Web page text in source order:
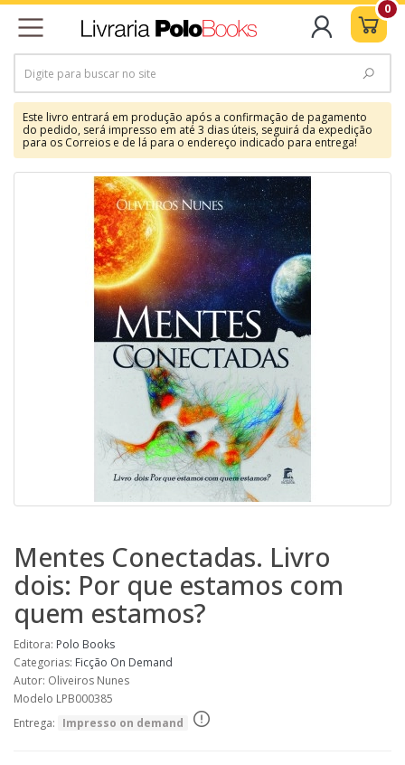
0
Este livro entrará em produção após a confirmação de pagamento
do pedido, será impresso em até 3 dias úteis, seguirá da expedição
para os Correios e de lá para o endereço indicado para entrega!
Mentes Conectadas. Livro
dois: Por que estamos com
quem estamos?
Editora: Polo Books
Categorias: Ficção On Demand
Autor: Oliveiros Nunes
Modelo LPB000385
Entrega: Impresso on demand